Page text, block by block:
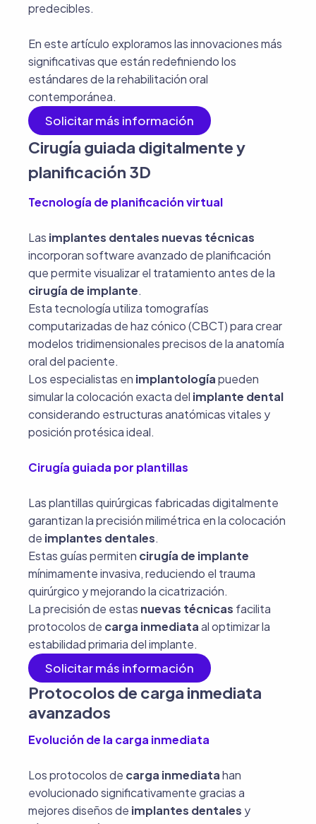
predecibles.
En este artículo exploramos las innovaciones más
significativas que están redefiniendo los
estándares de la rehabilitación oral
contemporánea.
Solicitar más información
Cirugía guiada digitalmente y
planificación 3D
Tecnología de planificación virtual
Las implantes dentales nuevas técnicas
incorporan software avanzado de planificación
que permite visualizar el tratamiento antes de la
cirugía de implante.
Esta tecnología utiliza tomografías
computarizadas de haz cónico (CBCT) para crear
modelos tridimensionales precisos de la anatomía
oral del paciente.
Los especialistas en implantologíapueden
simular la colocación exacta del implante dental
considerando estructuras anatómicas vitales y
posición protésica ideal.
Cirugía guiada por plantillas
Las plantillas quirúrgicas fabricadas digitalmente
garantizan la precisión milimétrica en la colocación
de implantes dentales.
Estas guías permiten cirugía de implante
mínimamente invasiva, reduciendo el trauma
quirúrgico y mejorando la cicatrización.
La precisión de estas nuevas técnicas facilita
protocolos de carga inmediataal optimizar la
estabilidad primaria del implante.
Solicitar más información
Protocolos de carga inmediata
avanzados
Evolución de la carga inmediata
Los protocolos de carga inmediatahan
evolucionado significativamente gracias a
mejores diseños de implantes dentales y